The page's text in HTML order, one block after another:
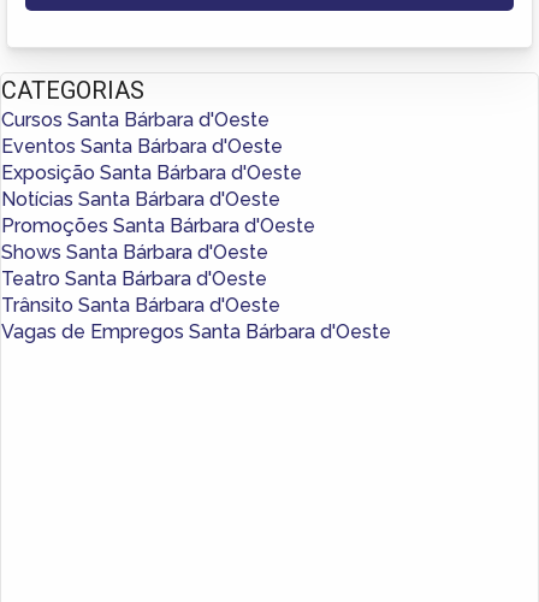
CATEGORIAS
Cursos Santa Bárbara d'Oeste
Eventos Santa Bárbara d'Oeste
Exposição Santa Bárbara d'Oeste
Notícias Santa Bárbara d'Oeste
Promoções Santa Bárbara d'Oeste
Shows Santa Bárbara d'Oeste
Teatro Santa Bárbara d'Oeste
Trânsito Santa Bárbara d'Oeste
Vagas de Empregos Santa Bárbara d'Oeste